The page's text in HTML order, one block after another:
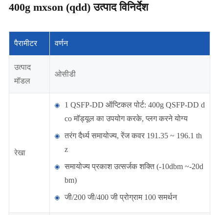
400g mxson (qdd) उत्पाद विनिर्देश
पैरामीटर वर्णन
उत्पाद
मॉडल
ओसीडी
रेखा
1 QSFP-DD ऑप्टिकल पोर्ट: 400g QSFP-DD d
co मॉड्यूल का उपयोग करके, प्लग करने योग्य
तरंग दैर्ध्य समायोज्य, रेंज कवर 191.35 ~ 196.1 th
z
समायोज्य प्रकाश उत्सर्जक शक्ति (-10dbm ~-20d
bm)
जी/200 जी/400 जी प्रोग्राम 100 समर्थन